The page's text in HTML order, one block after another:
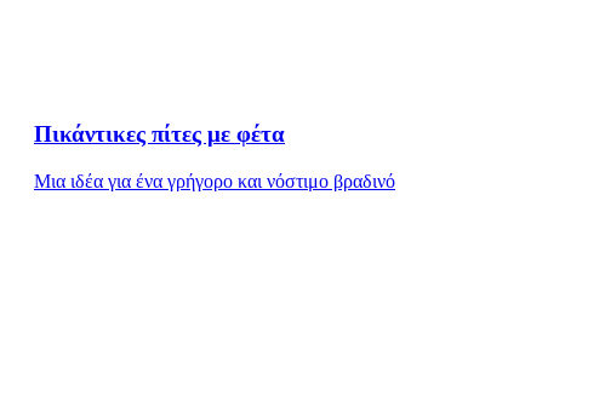
Πικάντικες πίτες με φέτα
Μια ιδέα για ένα γρήγορο και νόστιμο βραδινό